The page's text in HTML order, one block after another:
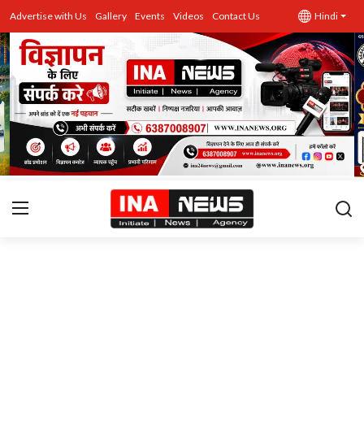
Advertise with Us Gallery Events Videos Contact Us Hindi
उत्तर प्रदेश
Advertise with Us
Events
राज्य